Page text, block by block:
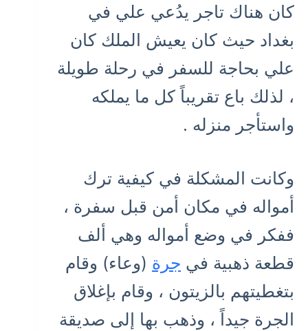
كان هناك تاجر يدُعي علي في
بغداد حيث كان يعيش الملك كان
علي بحاجة للسفر في رحلة طويلة
، لذلك باع تقريباً كل ما يملكه
واستأجر منزله .
وكانت المشكلة في كيفية ترك
أمواله في مكان أمن قبل سفرة ،
ففكر في وضع أمواله وهي ألف
قطعة ذهبية في جرة (وعاء) وقام
بتغطيتهم بالزيتون ، وقام بإغلاق
الجرة جيداً ، وذهب بها إلى صديقة